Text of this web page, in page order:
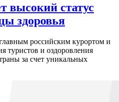
высокий статус
здоровья
российским курортом и
туристов и оздоровления
за счет уникальных